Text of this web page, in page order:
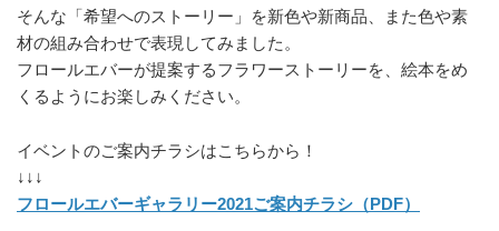
そんな「希望へのストーリー」を新色や新商品、また色や素
材の組み合わせで表現してみました。
フロールエバーが提案するフラワーストーリーを、絵本をめ
くるようにお楽しみください。
イベントのご案内チラシはこちらから！
↓↓↓
フロールエバーギャラリー2021ご案内チラシ（PDF）